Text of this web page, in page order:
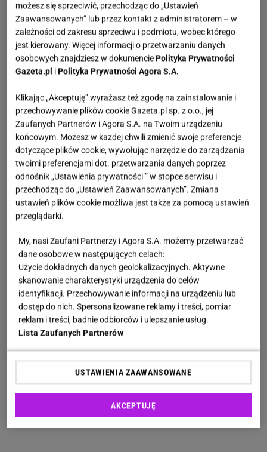
możesz się sprzeciwić, przechodząc do „Ustawień
Zaawansowanych” lub przez kontakt z administratorem – w
zależności od zakresu sprzeciwu i podmiotu, wobec którego
jest kierowany. Więcej informacji o przetwarzaniu danych
osobowych znajdziesz w dokumenciePolityka Prywatności
Gazeta.pl iPolityka Prywatności Agora S.A.
Klikając „Akceptuję” wyrażasz też zgodę na zainstalowanie i
przechowywanie plików cookie Gazeta.pl sp. z o.o., jej
Zaufanych Partnerów i Agora S.A. na Twoim urządzeniu
końcowym. Możesz w każdej chwili zmienić swoje preferencje
dotyczące plików cookie, wywołując narzędzie do zarządzania
twoimi preferencjami dot. przetwarzania danych poprzez
odnośnik „Ustawienia prywatności ” w stopce serwisu i
przechodząc do „Ustawień Zaawansowanych”. Zmiana
ustawień plików cookie możliwa jest także za pomocą ustawień
przeglądarki.
My, nasi Zaufani Partnerzy i Agora S.A. możemy przetwarzać
dane osobowe w następujących celach:
Użycie dokładnych danych geolokalizacyjnych. Aktywne
skanowanie charakterystyki urządzenia do celów
identyfikacji. Przechowywanie informacji na urządzeniu lub
dostęp do nich. Spersonalizowane reklamy i treści, pomiar
reklam i treści, badnie odbiorców i ulepszanie usług.
Lista Zaufanych Partnerów
USTAWIENIA ZAAWANSOWANE
AKCEPTUJĘ